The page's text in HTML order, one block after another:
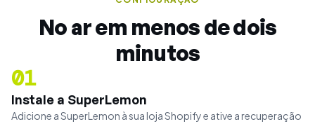
No ar em menos de dois
minutos
01
Instale a SuperLemon
Adicione a SuperLemon à sua loja Shopify e ative a recuperação